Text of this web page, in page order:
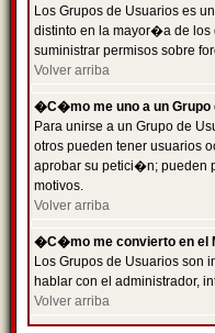
Los Grupos de Usuarios es
distinto en la mayor�a de los
suministrar permisos sobre
Volver arriba
�C�mo me uno a un Grupo
Para unirse a un Grupo de
otros pueden tener usuarios
aprobar su petici�n; pueden
motivos.
Volver arriba
�C�mo me convierto en el
Los Grupos de Usuarios
hablar con el administrador,
Volver arriba